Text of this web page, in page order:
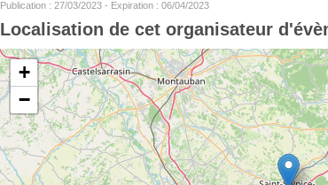
Publication : 27/03/2023 - Expiration : 06/04/2023
Localisation de cet organisateur
+
−